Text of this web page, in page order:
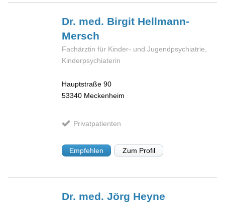
Dr. med. Birgit Hellmann-
Mersch
Fachärztin für Kinder- und Jugendpsychiatrie,
Kinderpsychiaterin
Hauptstraße 90
53340 Meckenheim
Privatpatienten
Empfehlen Zum Profil
Dr. med. Jörg Heyne